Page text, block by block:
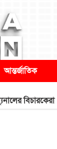
আন্তর্জাতিক